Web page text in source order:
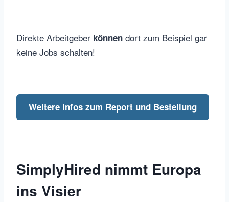
Direkte Arbeitgeber können dort zum Beispiel gar
keine Jobs schalten!
Weitere Infos zum Report und Bestellung
SimplyHired nimmt Europa
ins Visier